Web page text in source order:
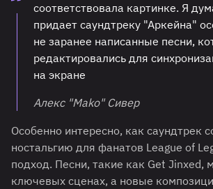
соответствовала картинке. Я
придает саундтреку "Аркейна"
не заранее написанные песни,
редактировались для
на экране
Алекс "Mako" Сивер
Особенно интересно, как саундтрек
ностальгию для фанатов League of
подход. Песни, такие как Get Jinxed,
ключевых сценах, а новые